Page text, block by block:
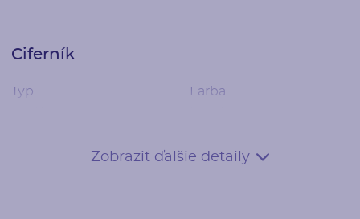
Ciferník
Typ
Farba
Zobraziť ďalšie detaily